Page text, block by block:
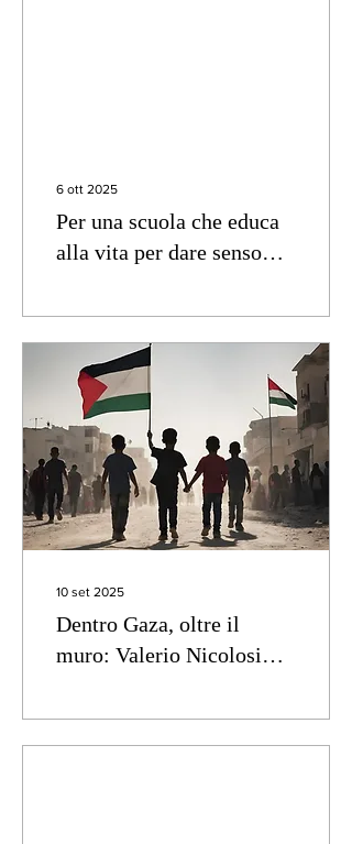
6 ott 2025
Per una scuola che educa
alla vita per dare senso
10 set 2025
Dentro Gaza, oltre il
muro: Valerio Nicolosi
media ignorano